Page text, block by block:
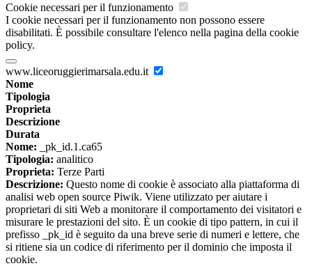
Cookie necessari per il funzionamento
I cookie necessari per il funzionamento non possono essere
disabilitati. È possibile consultare l'elenco nella pagina della cookie
policy.
www.liceoruggierimarsala.edu.it
Nome
Tipologia
Proprieta
Descrizione
Durata
Nome: _pk_id.1.ca65
Tipologia: analitico
Proprieta: Terze Parti
Descrizione: Questo nome di cookie è associato alla piattaforma di
analisi web open source Piwik. Viene utilizzato per aiutare i
proprietari di siti Web a monitorare il comportamento dei visitatori e
misurare le prestazioni del sito. È un cookie di tipo pattern, in cui il
prefisso _pk_id è seguito da una breve serie di numeri e lettere, che
si ritiene sia un codice di riferimento per il dominio che imposta il
cookie.